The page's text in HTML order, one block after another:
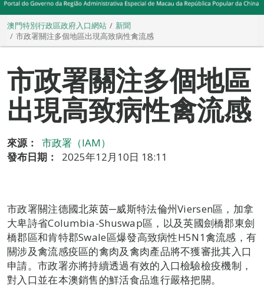
澳門特別行政區政府入口網站
新聞
市政署關注多個地區出現高致病性禽流感
市政署關注多個地區
出現高致病性禽流感
來源：
市政署（IAM）
發布日期：
2025年12月10日 18:11
市政署關注德國北萊茵─威斯特法倫州Viersen區，加拿
大卑詩省Columbia-Shuswap區，以及英國劍橋郡東劍
橋郡區和肯特郡Swale區爆發高致病性H5N1禽流感，有
關涉及禽流感疫區的禽肉及禽肉產品將不獲審批其入口
申請。市政署亦將持續透過有效的入口檢驗檢疫機制，
對入口並在本澳銷售的鮮活食品進行嚴格把關。